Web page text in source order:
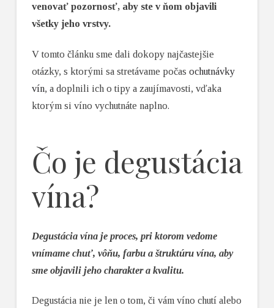
venovať pozornosť, aby ste v ňom objavili
všetky jeho vrstvy.
V tomto článku sme dali dokopy najčastejšie
otázky, s ktorými sa stretávame počas ochutnávky
vín, a doplnili ich o tipy a zaujímavosti, vďaka
ktorým si víno vychutnáte naplno.
Čo je degustácia
vína?
Degustácia vína je proces, pri ktorom vedome
vnímame chuť, vôňu, farbu a štruktúru vína, aby
sme objavili jeho charakter a kvalitu.
Degustácia nie je len o tom, či vám víno chutí alebo